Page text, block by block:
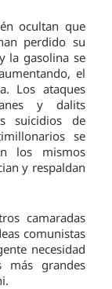
ocultan que
perdido su
la gasolina se
el
Los ataques
y dalits
suicidios de
se
los mismos
y respaldan
camaradas
comunistas
necesidad
más grandes